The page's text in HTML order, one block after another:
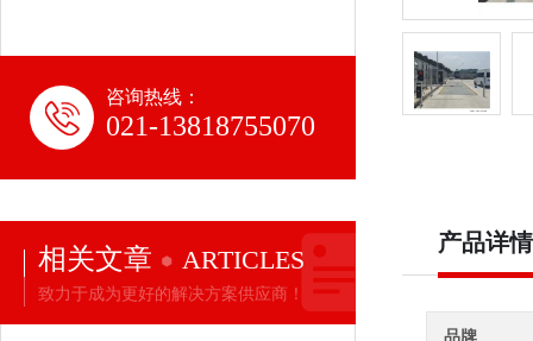
咨询热线：
021-13818755070
相关文章 ARTICLES
致力于成为更好的解决方案供应商！
产品详情
品牌